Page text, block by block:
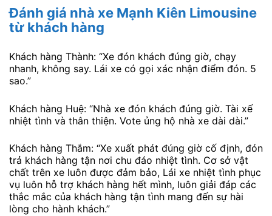
Đánh giá nhà xe Mạnh Kiên Limousine
từ khách hàng
Khách hàng Thành: “Xe đón khách đúng giờ, chạy
nhanh, không say. Lái xe có gọi xác nhận điểm đón. 5
sao.”
Khách hàng Huệ: “Nhà xe đón khách đúng giờ. Tài xế
nhiệt tình và thân thiện. Vote ủng hộ nhà xe dài dài.”
Khách hàng Thắm: “Xe xuất phát đúng giờ cố định, đón
trả khách hàng tận nơi chu đáo nhiệt tình. Cơ sở vật
chất trên xe luôn được đảm bảo, Lái xe nhiệt tình phục
vụ luôn hỗ trợ khách hàng hết mình, luôn giải đáp các
thắc mắc của khách hàng tận tình mang đến sự hài
lòng cho hành khách.”